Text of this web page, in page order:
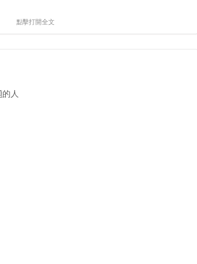
點擊打開全文
人